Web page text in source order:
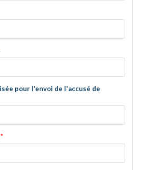
pour l'envoi de l'accusé de